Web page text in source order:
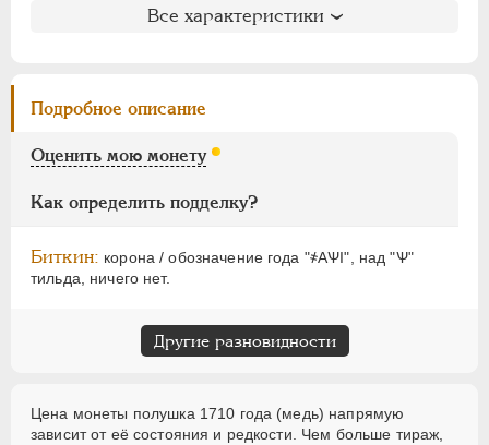
: #2960 (R1)
Дьяков: 209-1
ГМ: 54.19 (S)
Брекке
Все характеристики
Подробное описание
Оценить мою монету
Как определить подделку?
Биткин: корона / обозначение года "҂АѰI", над "Ѱ"
тильда, ничего нет.
Другие разновидности
Цена монеты полушка 1710 года (медь) напрямую
зависит от её состояния и редкости. Чем больше тираж,
1855-1881
ВРЕМЕННОЕ ПРАВ. 1917-1918